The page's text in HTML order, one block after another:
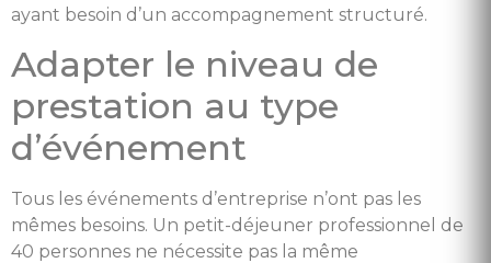
ayant besoin d’un accompagnement structuré.
Adapter le niveau de
prestation au type
d’événement
Tous les événements d’entreprise n’ont pas les
mêmes besoins. Un petit-déjeuner professionnel de
40 personnes ne nécessite pas la même